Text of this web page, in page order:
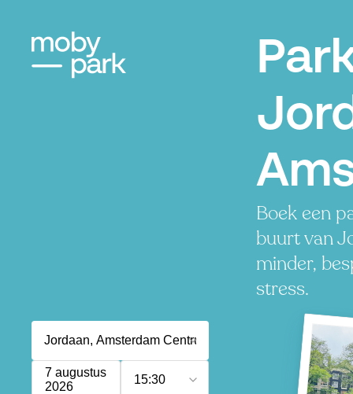
Boek een
buurt van
minder,
stress.
7 augustus
2026
15:30